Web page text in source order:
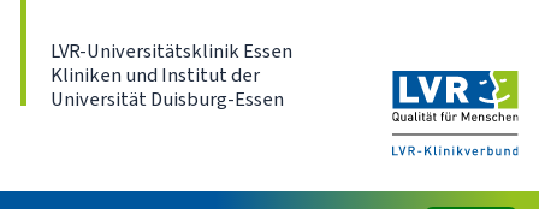
LVR-Universitätsklinik Essen
Kliniken und Institut der
Universität Duisburg-Essen